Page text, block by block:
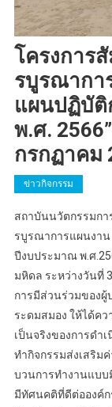
โครงการ
รบูรณากา
แผนปฏิบัติ
พ.ศ.
กรกฏาคม
ข่าวกิจกรรม
สถาบันนวัตกรรมกา
รบูรณาการแผนงา
ปีงบประมาณ พ.ศ
มหิดล ระหว่างวันที่
การมีส่วนร่วมของผู้
ระดมสมอง ให้ได้ค
เป็นจริงของการดํา
ทํากิจกรรมส่งเสริม
บวนการทํางานแบบ
มีทัศนคติที่ดีต่อองค์ก